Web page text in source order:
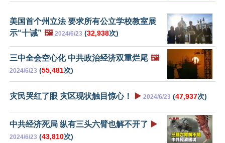
美国首个州立法 要求所有公立学校教室展
示“十诫” 🖼️ 2024/6/23 (32,938次)
三中全会空心化 中共政治经济双重烂尾 🖼️
2024/6/23 (55,481次)
灾民哭红了眼 灾区现状触目惊心！ ▶️ 2024/6/23 (47,937次)
中共经济死局 纵有三头六臂也解不开了 ▶️
2024/6/23 (43,810次)